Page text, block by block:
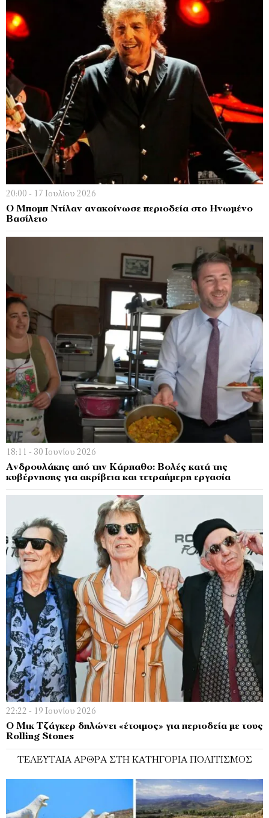
20:00 - 17 Ιουλίου 2026
Ο Μπομπ Ντίλαν ανακοίνωσε περιοδεία στο Ηνωμένο
Βασίλειο
18:11 - 30 Ιουνίου 2026
Ανδρουλάκης από την Κάρπαθο: Βολές κατά της
κυβέρνησης για ακρίβεια και τετραήμερη εργασία
22:22 - 19 Ιουνίου 2026
Ο Μικ Τζάγκερ δηλώνει «έτοιμος» για περιοδεία με τους
Rolling Stones
ΤΕΛΕΥΤΑΊΑ ΆΡΘΡΑ ΣΤΗ ΚΑΤΗΓΟΡΊΑ ΠΟΛΙΤΙΣΜΌΣ